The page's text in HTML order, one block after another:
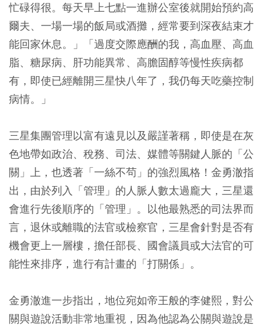
忙碌得很。每天早上七點一進辦公室後就開始預約高
爾夫、一場一場的飯局或酒攤，經常要到深夜結束才
能回家休息。」「過度交際應酬的我，高血壓、高血
脂、糖尿病、肝功能異常、高膽固醇等慢性疾病都
有，即使已經離開三星快八年了，我仍每天吃藥控制
病情。」
三星集團管理以富有遠見以及嚴謹著稱，即使是在灰
色地帶如政治、稅務、司法、媒體等關鍵人脈的「公
關」上，也透著「一絲不茍」的強烈風格！金勇澈指
出，由於列入「管理」的人脈人數太過龐大，三星還
會進行先後順序的「管理」。以他最熟悉的司法界而
言，退休或離職的法官或檢察官，三星會針對是否有
機會更上一層樓，擔任部長、國會議員或大法官的可
能性來排序，進行有計畫的「打關係」。
金勇澈進一步指出，地位宛如帝王般的李健熙，對公
關與遊說活動非常地重視，因為他認為公關與遊說是